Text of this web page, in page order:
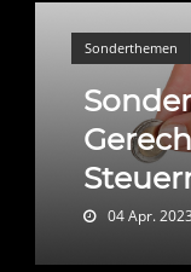
Sonderthemen
04 Apr. 2023